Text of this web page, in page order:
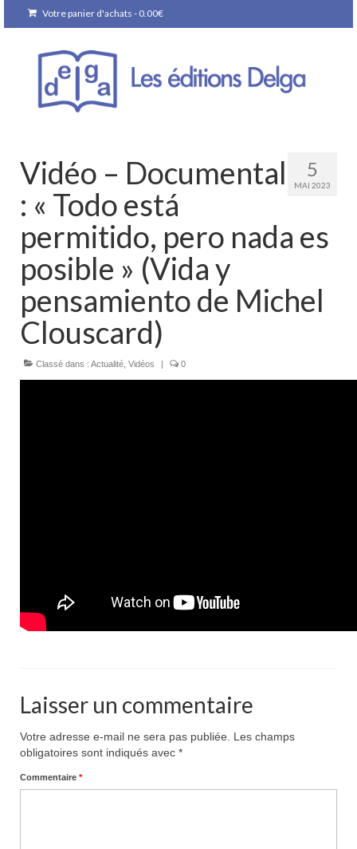
Votre panier d'achats - 0.00€
5
MAI 2023
Vidéo – Documental
: « Todo está
permitido, pero nada es
posible » (Vida y
pensamiento de Michel
Clouscard)
Classé dans : Actualité Vidéos | 0
Laisser un commentaire
Votre adresse e-mail ne sera pas publiée.
Les champs
obligatoires sont indiqués avec *
Commentaire *